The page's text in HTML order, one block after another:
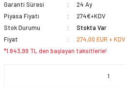
Garanti Süresi
24 Ay
Piyasa Fiyatı
274€+KDV
Stok Durumu
Stokta Var
Fiyat
274,00 EUR + KDV
*1.843,99 TL den başlayan taksitlerle!